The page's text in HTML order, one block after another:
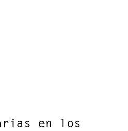
en los